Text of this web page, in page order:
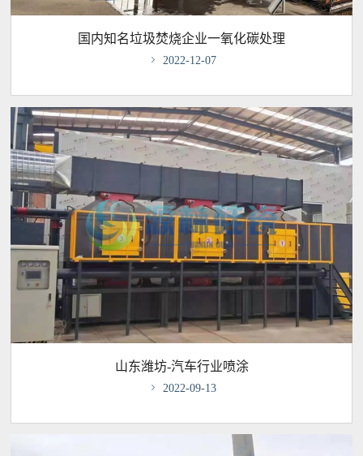
国内知名垃圾焚烧企业一氧化碳处理
 2022-12-07
山东潍坊-汽车行业喷涂
 2022-09-13